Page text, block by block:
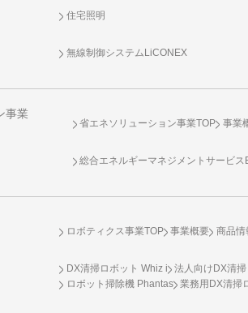
住宅照明
無線制御システム LiCONEX
事業
省エネソリューション事業TOP 事業
総合エネルギーマネジメントサービ
ロボティクス事業TOP 事業概要 商品情
DX清掃ロボット Whiz i
法人向けDX清
ロボット掃除機 Phantas
業務用DX清掃